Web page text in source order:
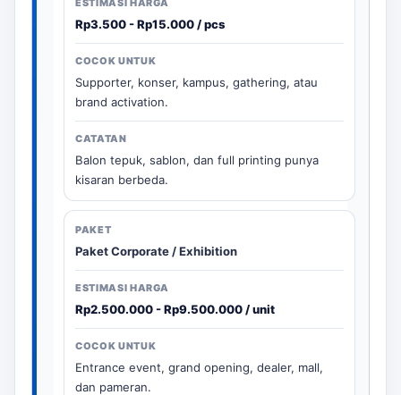
Rp3.500 - Rp15.000 / pcs
Supporter, konser, kampus, gathering, atau
brand activation.
Balon tepuk, sablon, dan full printing punya
kisaran berbeda.
Paket Corporate / Exhibition
Rp2.500.000 - Rp9.500.000 / unit
Entrance event, grand opening, dealer, mall,
dan pameran.